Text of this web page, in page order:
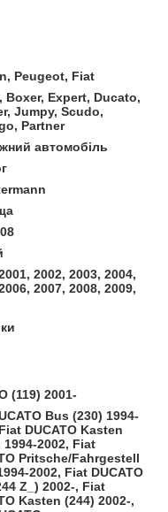
Peugeot, Fiat
Boxer, Expert, Ducato,
Jumpy, Scudo,
Partner
автомобіль
2002, 2003, 2004,
2007, 2008, 2009,
(119) 2001-
Bus (230) 1994-
DUCATO Kasten
1994-2002, Fiat
Pritsche/Fahrgestell
2002, Fiat DUCATO
Z_) 2002-, Fiat
Kasten (244) 2002-,